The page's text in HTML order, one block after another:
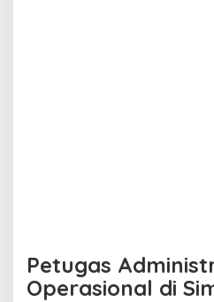
Petugas
Operasional di